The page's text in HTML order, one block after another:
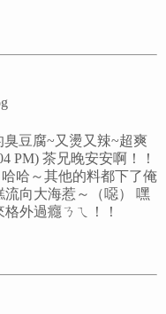
豆腐~又燙又辣~超爽
PM) 茶兄晚安安啊！！
哈～其他的料都下了俺
向大海惹～（噁） 嘿
外過癮ㄋㄟ！！